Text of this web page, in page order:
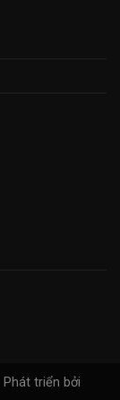
Phát triển bởi